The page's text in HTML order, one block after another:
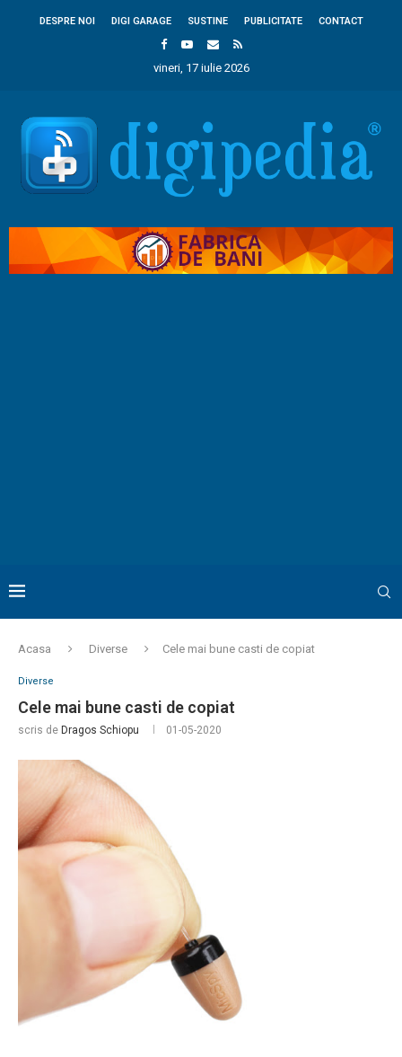
DESPRE NOI DIGI GARAGE SUSTINE PUBLICITATE CONTACT
vineri, 17 iulie 2026
Acasa Diverse Cele mai bune casti de copiat
Diverse
Cele mai bune casti de copiat
scris de Dragos Schiopu 01-05-2020